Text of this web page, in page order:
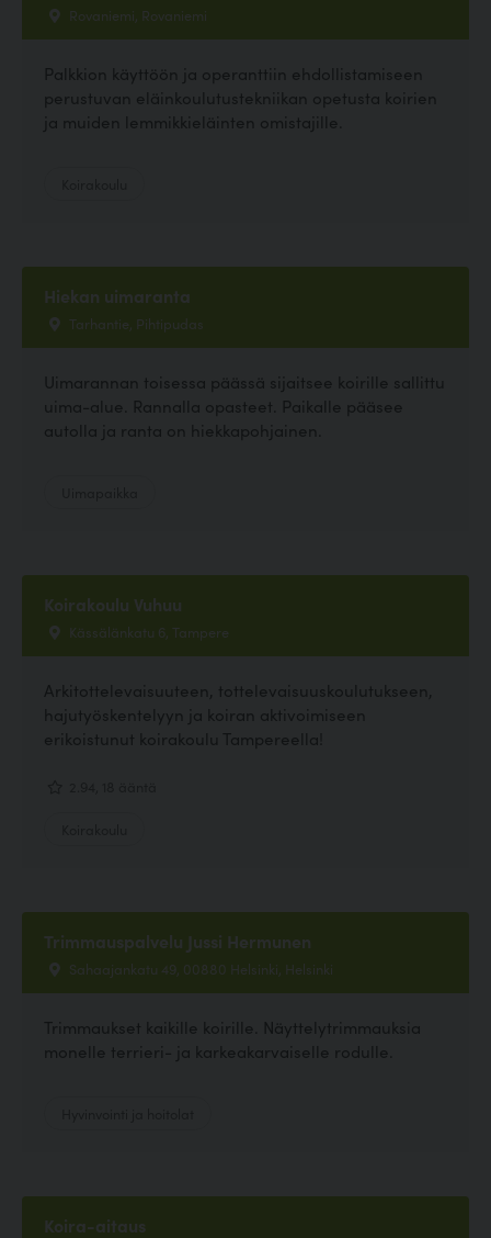
Rovaniemi, Rovaniemi
Palkkion käyttöön ja operanttiin ehdollistamiseen
perustuvan eläinkoulutustekniikan opetusta koirien
ja muiden lemmikkieläinten omistajille.
Hiekan uimaranta
Tarhantie, Pihtipudas
Uimarannan toisessa päässä sijaitsee koirille sallittu
uima-alue. Rannalla opasteet. Paikalle pääsee
autolla ja ranta on hiekkapohjainen.
Koirakoulu Vuhuu
Kässälänkatu 6, Tampere
Arkitottelevaisuuteen, tottelevaisuuskoulutukseen,
hajutyöskentelyyn ja koiran aktivoimiseen
erikoistunut koirakoulu Tampereella!
Trimmauspalvelu Jussi Hermunen
Sahaajankatu 49, 00880 Helsinki, Helsinki
Trimmaukset kaikille koirille. Näyttelytrimmauksia
monelle terrieri- ja karkeakarvaiselle rodulle.
Koira-aitaus